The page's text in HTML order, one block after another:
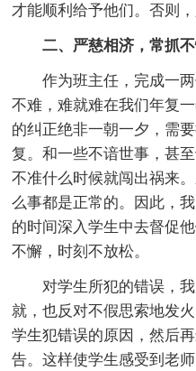
才能顺利给予他们。否则
二、严慈相济，常抓
作为班主任，完成一
不难，难就难在我们年复
的纠正绝非一朝一夕，需
复。和一些不谙世事，甚
不准什么时候就闯出祸来
么事都是正常的。因此，
的时间深入学生中去督促
不懈，时刻不放松。
对学生所犯的错误，
就，也反对不假思索地发
学生犯错误的原因，然后
告。这样使学生感受到老